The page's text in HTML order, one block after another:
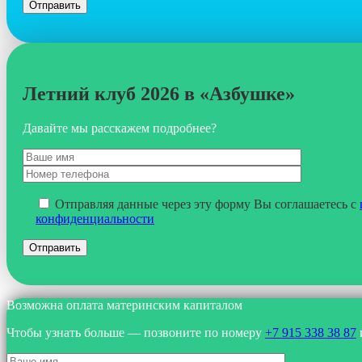
Летний клуб 2026 в «Азбушке»
Давайте мы расскажем подробнее?
Отправляя данные через эту форму Вы соглашаетесь с
конфиденциальности
Возможна оплата материнским капиталом
Чтобы узнать больше — позвоните по номеру +7 915 338 38 87